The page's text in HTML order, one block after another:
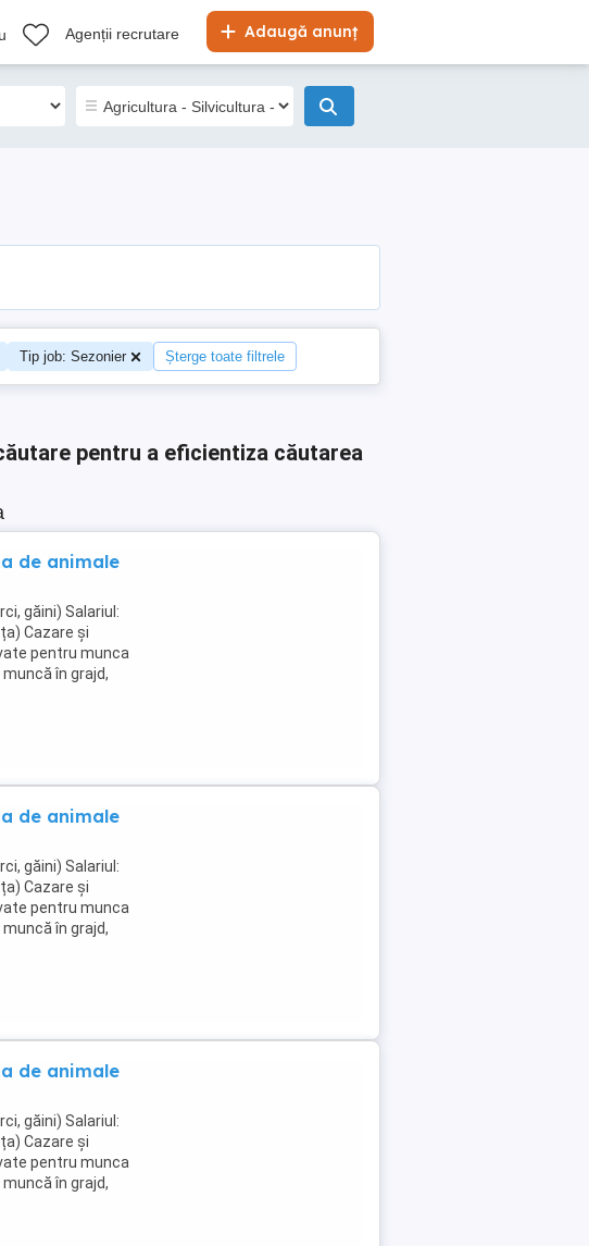
Adaugă anunț
Agenții recrutare
Tip job: Sezonier Șterge toate filtrele
pentru a eficientiza căutarea
de animale
găini) Salariul:
Cazare și
pentru munca
în grajd,
de animale
găini) Salariul:
Cazare și
pentru munca
în grajd,
de animale
găini) Salariul:
Cazare și
pentru munca
în grajd,